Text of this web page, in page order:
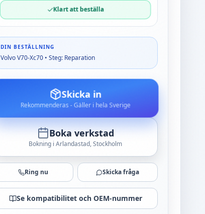
Klart att beställa
DIN BESTÄLLNING
Volvo V70-Xc70 • Steg: Reparation
Skicka in
Rekommenderas - Gäller i hela Sverige
Boka verkstad
Bokning i Arlandastad, Stockholm
Ring nu Skicka fråga
Se kompatibilitet och OEM-nummer